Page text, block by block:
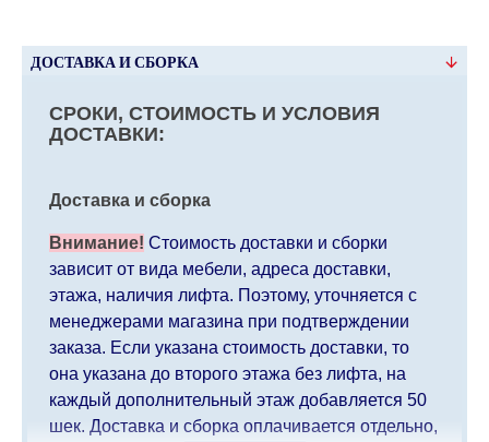
ДОСТАВКА И СБОРКА
СРОКИ, СТОИМОСТЬ И УСЛОВИЯ
ДОСТАВКИ:
Доставка и сборка
Внимание! Стоимость доставки и сборки
зависит от вида мебели, адреса доставки,
этажа, наличия лифта. Поэтому, уточняется с
менеджерами магазина при подтверждении
заказа. Если указана стоимость доставки, то
она указана до второго этажа без лифта, на
каждый дополнительный этаж добавляется 50
шек. Доставка и сборка оплачивается отдельно,